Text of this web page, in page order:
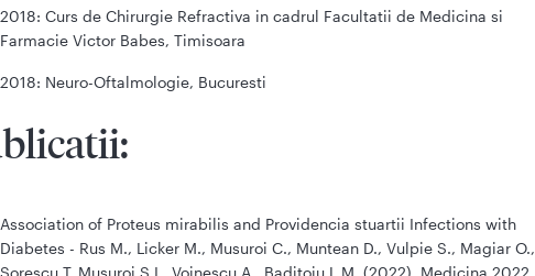
2018: Curs de Chirurgie Refractiva in cadrul Facultatii de Medicina si
Farmacie Victor Babes, Timisoara
2018: Neuro-Oftalmologie, Bucuresti
Association of Proteus mirabilis and Providencia stuartii Infections with
Diabetes - Rus M., Licker M., Musuroi C., Muntean D., Vulpie S., Magiar O.,
Sorescu T, Musuroi S.I., Voinescu A., Baditoiu L.M. (2022), Medicina 2022,